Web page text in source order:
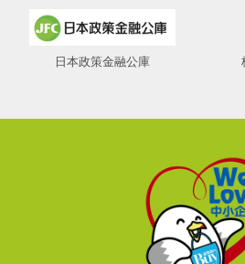
日本政策金融公庫